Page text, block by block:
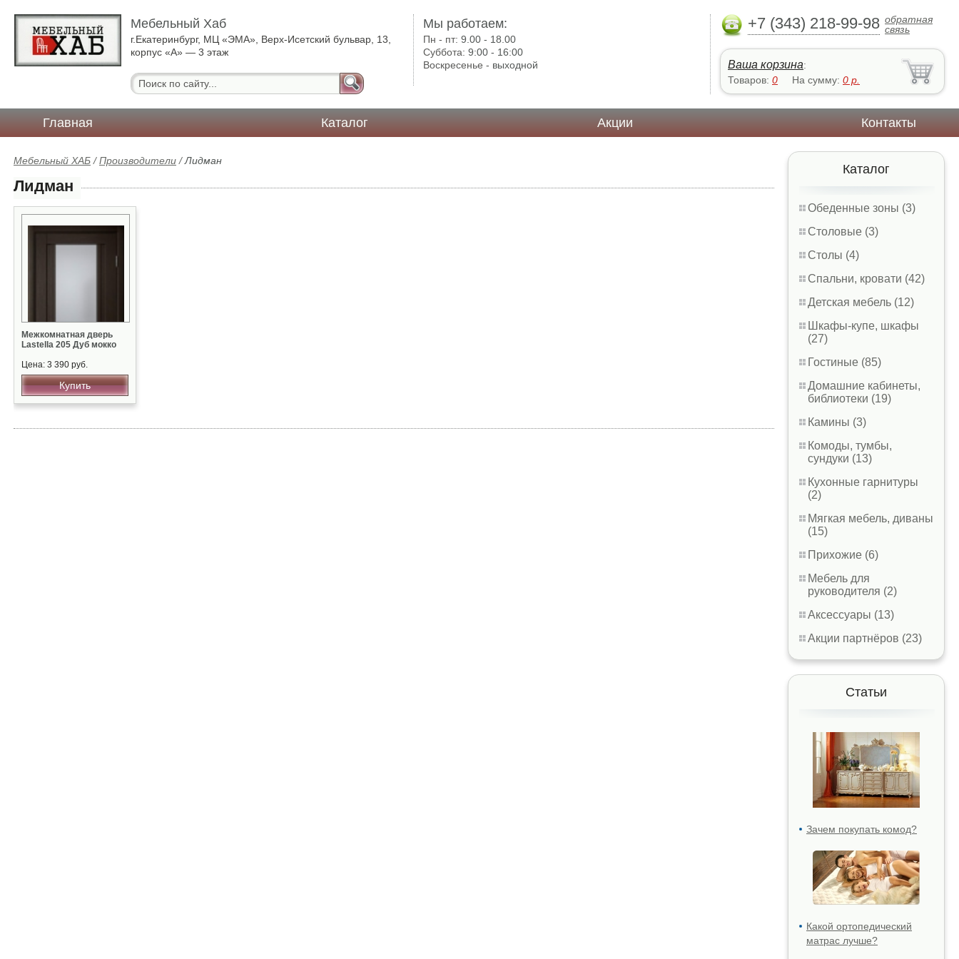
Мебельный Хаб
г.Екатеринбург, МЦ «ЭМА», Верх-Исетский бульвар, 13,
корпус «А» — 3 этаж
Мы работаем:
Пн - пт:9.00 - 18.00
Суббота:9:00 - 16:00
Воскресенье - выходной
+7 (343) 218-99-98 обратная
связь
Ваша корзина:
Товаров: 0 На сумму: 0 р.
Главная Каталог Акции Контакты
Каталог
Обеденные зоны (3)
Столовые (3)
Столы (4)
Спальни, кровати (42)
Детская мебель (12)
Шкафы-купе, шкафы
(27)
Гостиные (85)
Домашние кабинеты,
библиотеки (19)
Камины (3)
Комоды, тумбы,
сундуки (13)
Кухонные гарнитуры
(2)
Мягкая мебель, диваны
(15)
Прихожие (6)
Мебель для
руководителя (2)
Аксессуары (13)
Акции партнёров (23)
Статьи
Зачем покупать комод?
Какой ортопедический
матрас лучше?
Мебельный ХАБ /Производители /Лидман
Лидман
Межкомнатная дверь
Lastella 205 Дуб мокко
Цена: 3 390 руб.
Купить